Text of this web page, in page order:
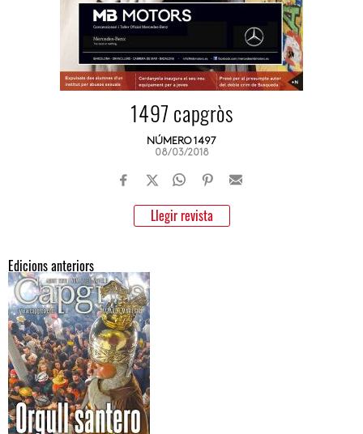
1497 capgròs
NÚMERO 1497
08/03/2018
Llegir revista
Edicions anteriors